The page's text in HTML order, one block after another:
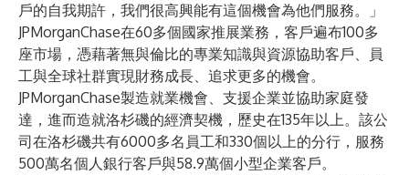
戶的自我期許，我們很高興能有這個機會為他們服務。」
JPMorganChase在60多個國家推展業務，客戶遍布100多
座市場，憑藉著無與倫比的專業知識與資源協助客戶、員
工與全球社群實現財務成長、追求更多的機會。
JPMorganChase製造就業機會、支援企業並協助家庭發
達，進而造就洛杉磯的經濟契機，歷史在135年以上。該公
司在洛杉磯共有6000多名員工和330個以上的分行，服務
500萬名個人銀行客戶與58.9萬個小型企業客戶。